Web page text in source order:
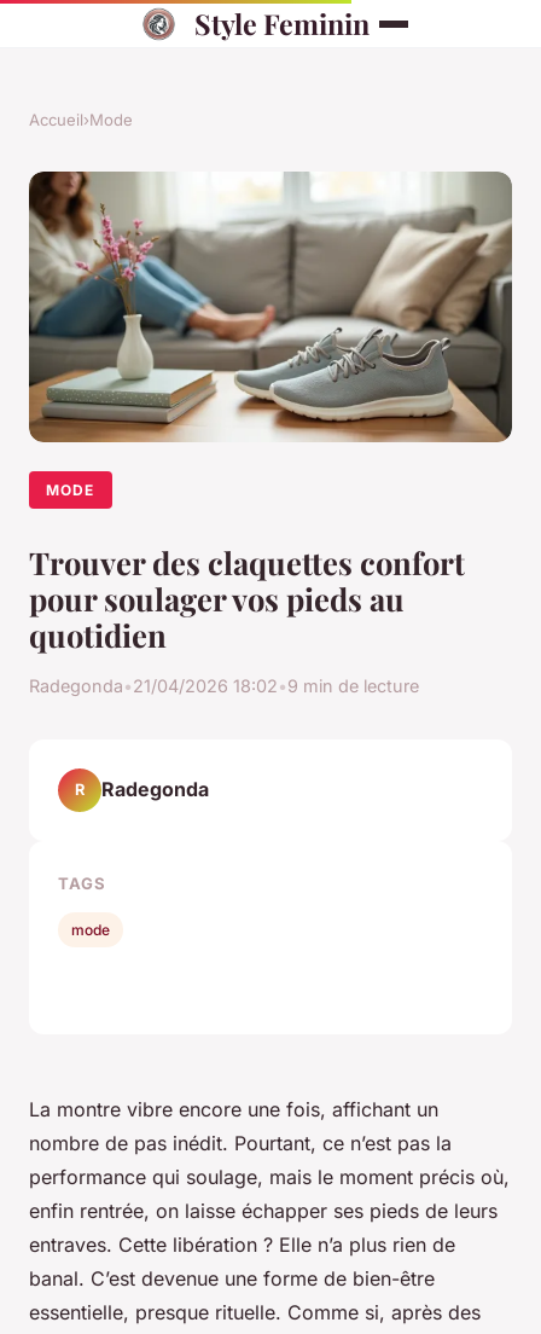
Style Feminin
Accueil›Mode
MODE
Trouver des claquettes confort
pour soulager vos pieds au
quotidien
Radegonda•21/04/2026 18:02•9 min de lecture
La montre vibre encore une fois, affichant un
nombre de pas inédit. Pourtant, ce n’est pas la
performance qui soulage, mais le moment précis où,
enfin rentrée, on laisse échapper ses pieds de leurs
entraves. Cette libération ? Elle n’a plus rien de
banal. C’est devenue une forme de bien-être
essentielle, presque rituelle. Comme si, après des
R Radegonda
TAGS
mode